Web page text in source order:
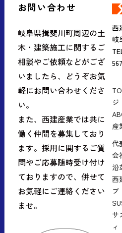
お問い合わせ
岐阜県揖斐川町周辺の土
木・建築施工に関するご
相談やご依頼などがござ
いましたら、どうぞお気
軽にお問い合わせくださ
い。
また、西建産業では共に
働く仲間を募集しており
ます。採用に関するご質
問やご応募随時受け付け
ておりますので、併せて
お気軽にご連絡ください
ませ。
西
岐
ジ
産
代
会
沿
西
プ
サ
ィ